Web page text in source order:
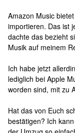
Amazon Music
importieren. Das ist
dachte das bezieht
Musik auf meinem
Ich habe jetzt
lediglich bei Apple
worden sind, mit zu
Hat das von Euch
bestätigen? Ich